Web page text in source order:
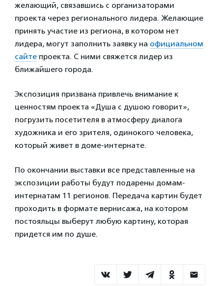
желающий, связавшись с организаторами
проекта через регионального лидера. Желающие
принять участие из региона, в котором нет
лидера, могут заполнить заявку на официальном
сайте проекта. С ними свяжется лидер из
ближайшего города.
Экспозиция призвана привлечь внимание к
ценностям проекта «Душа с душою говорит»,
погрузить посетителя в атмосферу диалога
художника и его зрителя, одинокого человека,
который живет в доме-интернате.
По окончании выставки все представленные на
экспозиции работы будут подарены домам-
интернатам 11 регионов. Передача картин будет
проходить в формате вернисажа, на котором
постояльцы выберут любую картину, которая
придется им по душе.